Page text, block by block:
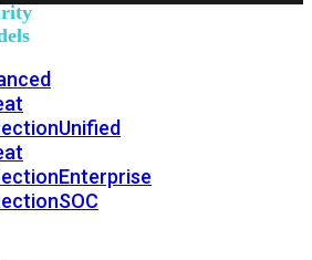
Unified
Enterprise
SOC